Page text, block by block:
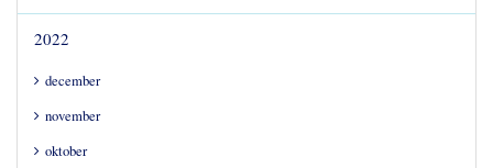
2022
december
november
oktober